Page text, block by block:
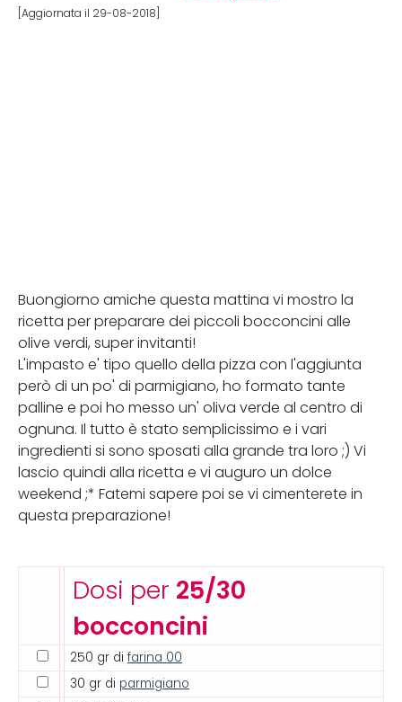
[Aggiornata il 29-08-2018]
Buongiorno amiche questa mattina vi mostro la
ricetta per preparare dei piccoli bocconcini alle
olive verdi, super invitanti!
L'impasto e' tipo quello della pizza con l'aggiunta
però di un po' di parmigiano, ho formato tante
palline e poi ho messo un' oliva verde al centro di
ognuna. Il tutto è stato semplicissimo e i vari
ingredienti si sono sposati alla grande tra loro ;) Vi
lascio quindi alla ricetta e vi auguro un dolce
weekend ;* Fatemi sapere poi se vi cimenterete in
questa preparazione!
Dosi per 25/30
bocconcini
250 gr di farina 00
30 gr di parmigiano